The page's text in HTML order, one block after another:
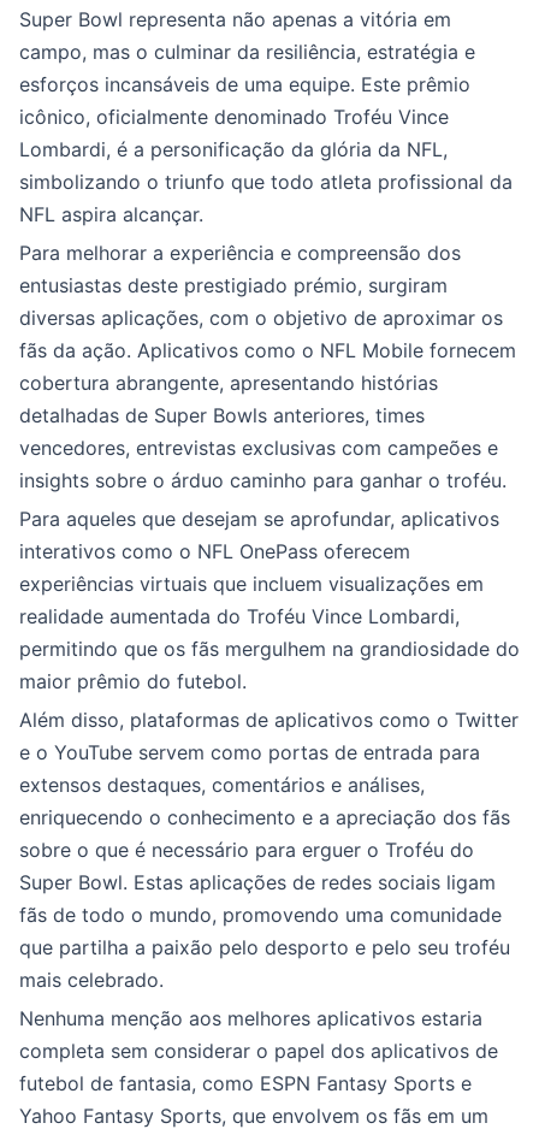
Super Bowl representa não apenas a vitória em
campo, mas o culminar da resiliência, estratégia e
esforços incansáveis de uma equipe. Este prêmio
icônico, oficialmente denominado Troféu Vince
Lombardi, é a personificação da glória da NFL,
simbolizando o triunfo que todo atleta profissional da
NFL aspira alcançar.
Para melhorar a experiência e compreensão dos
entusiastas deste prestigiado prémio, surgiram
diversas aplicações, com o objetivo de aproximar os
fãs da ação. Aplicativos como o NFL Mobile fornecem
cobertura abrangente, apresentando histórias
detalhadas de Super Bowls anteriores, times
vencedores, entrevistas exclusivas com campeões e
insights sobre o árduo caminho para ganhar o troféu.
Para aqueles que desejam se aprofundar, aplicativos
interativos como o NFL OnePass oferecem
experiências virtuais que incluem visualizações em
realidade aumentada do Troféu Vince Lombardi,
permitindo que os fãs mergulhem na grandiosidade do
maior prêmio do futebol.
Além disso, plataformas de aplicativos como o Twitter
e o YouTube servem como portas de entrada para
extensos destaques, comentários e análises,
enriquecendo o conhecimento e a apreciação dos fãs
sobre o que é necessário para erguer o Troféu do
Super Bowl. Estas aplicações de redes sociais ligam
fãs de todo o mundo, promovendo uma comunidade
que partilha a paixão pelo desporto e pelo seu troféu
mais celebrado.
Nenhuma menção aos melhores aplicativos estaria
completa sem considerar o papel dos aplicativos de
futebol de fantasia, como ESPN Fantasy Sports e
Yahoo Fantasy Sports, que envolvem os fãs em um